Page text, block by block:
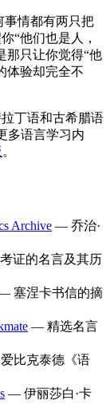
事情都有两只把
“他们也是人，
只让你觉得“他
体验却完全不
丁语和古希腊语
多语言学习内
。
Archive — 乔治·
证的名言及其历
塞涅卡书信的摘
— 精选名言
比克泰德《语
— 伊丽莎白·卡